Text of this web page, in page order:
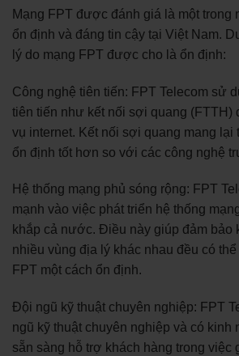
Mạng FPT được đánh giá là một trong
ổn định và đáng tin cậy tại Việt Nam.
lý do mạng FPT được cho là ổn định:
Công nghệ tiên tiến: FPT Telecom sử
tiên tiến như kết nối sợi quang (FTTH)
vụ internet. Kết nối sợi quang mang lại
ổn định tốt hơn so với các công nghệ
Hệ thống mạng phủ sóng rộng: FPT
mạnh vào việc phát triển hệ thống
khắp cả nước. Điều này giúp đảm bảo
nhiều vùng địa lý khác nhau đều có
FPT một cách ổn định.
Đội ngũ kỹ thuật chuyên nghiệp: FPT
ngũ kỹ thuật chuyên nghiệp và có kinh
sẵn sàng hỗ trợ khách hàng trong việc